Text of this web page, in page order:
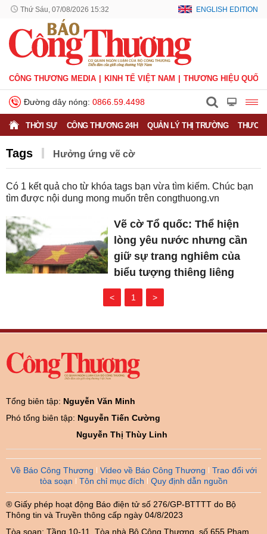
Thứ Sáu, 07/08/2026 15:32 ENGLISH EDITION
CÔNG THƯƠNG MEDIA KINH TẾ VIỆT NAM THƯƠNG HIỆU QUỐC
Đường dây nóng: 0866.59.4498
THỜI SỰ CÔNG THƯƠNG 24H QUẢN LÝ THỊ TRƯỜNG
Tags Hưởng ứng vẽ cờ
Có 1 kết quả cho từ khóa tags bạn vừa tìm kiếm. Chúc bạn
tìm được nội dung mong muốn trên congthuong.vn
Vẽ cờ Tổ quốc: Thể hiện
lòng yêu nước nhưng cần
giữ sự trang nghiêm của
biểu tượng thiêng liêng
< 1 >
Tổng biên tập: Nguyễn Văn Minh
Phó tổng biên tập: Nguyễn Tiến Cường
Nguyễn Thị Thùy Linh
Về Báo Công Thương Video về Báo Công Thương
Trao đổi với
tòa soạn
Tôn chỉ mục đích Quy định dẫn nguồn
® Giấy phép hoạt động Báo điện tử số 276/GP-BTTTT do Bộ
Thông tin và Truyền thông cấp ngày 04/8/2023
Tòa soạn: Tầng 10-11, Tòa nhà Bộ Công Thương, số 655 Phạm